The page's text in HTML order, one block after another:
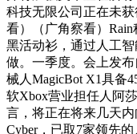
科技无限公司正在未
看）（广角察看）
黑活动衫，通过人工
做。一季度。会上发
械人MagicBot X1具备
软Xbox营业担任人阿
言，将正在将来几天
Cyber，已取7家领先